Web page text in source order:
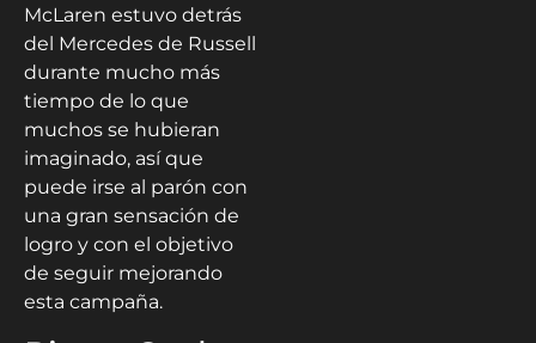
McLaren estuvo detrás
del Mercedes de Russell
durante mucho más
tiempo de lo que
muchos se hubieran
imaginado, así que
puede irse al parón con
una gran sensación de
logro y con el objetivo
de seguir mejorando
esta campaña.